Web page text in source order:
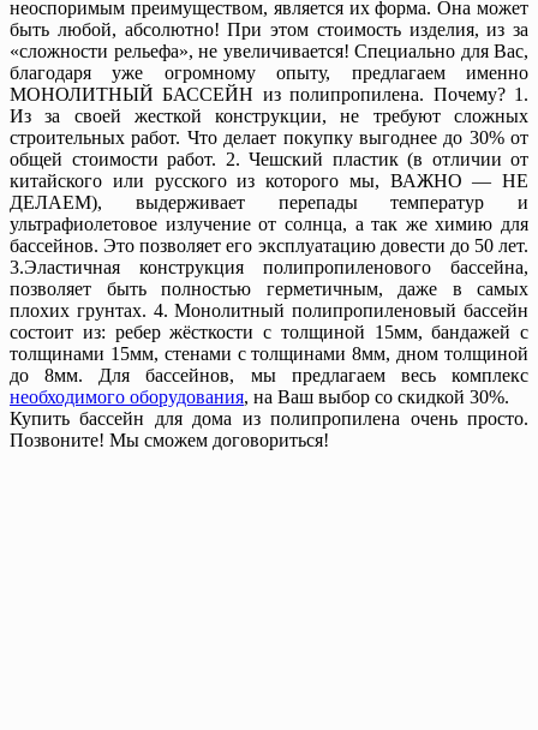
неоспоримым преимуществом, является их форма. Она может
быть любой, абсолютно! При этом стоимость изделия, из за
«сложности рельефа», не увеличивается! Специально для Вас,
благодаря уже огромному опыту, предлагаем именно
МОНОЛИТНЫЙ БАССЕЙН из полипропилена. Почему? 1.
Из за своей жесткой конструкции, не требуют сложных
строительных работ. Что делает покупку выгоднее до 30% от
общей стоимости работ. 2. Чешский пластик (в отличии от
китайского или русского из которого мы, ВАЖНО — НЕ
ДЕЛАЕМ), выдерживает перепады температур и
ультрафиолетовое излучение от солнца, а так же химию для
бассейнов. Это позволяет его эксплуатацию довести до 50 лет.
3.Эластичная конструкция полипропиленового бассейна,
позволяет быть полностью герметичным, даже в самых
плохих грунтах. 4. Монолитный полипропиленовый бассейн
состоит из: ребер жёсткости с толщиной 15мм, бандажей с
толщинами 15мм, стенами с толщинами 8мм, дном толщиной
до 8мм. Для бассейнов, мы предлагаем весь комплекс
необходимого оборудования, на Ваш выбор со скидкой 30%.
Купить бассейн для дома из полипропилена очень просто.
Позвоните! Мы сможем договориться!